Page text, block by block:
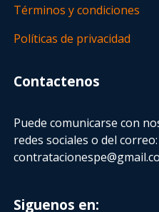
Términos y condiciones
Políticas de privacidad
Contactenos
Puede comunicarse con
redes sociales o del correo:
Siguenos en: